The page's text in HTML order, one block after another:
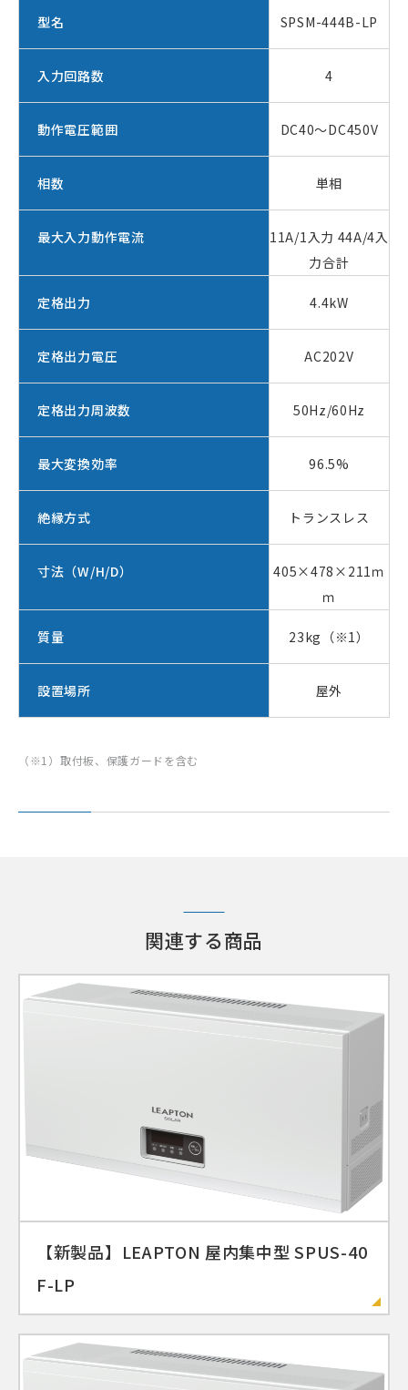
型名 SPSM-444B-LP
入力回路数 4
動作電圧範囲 DC40～DC450V
相数 単相
最大入力動作電流
11A/1入力 44A/4入
力合計
定格出力 4.4kW
定格出力電圧 AC202V
定格出力周波数 50Hz/60Hz
最大変換効率 96.5%
絶縁方式 トランスレス
寸法（W/H/D）
405×478×211ｍ
ｍ
質量 23kg（※1）
設置場所 屋外
（※1）取付板、保護ガードを含む
関連する商品
【新製品】LEAPTON 屋内集中型 SPUS-40
F-LP